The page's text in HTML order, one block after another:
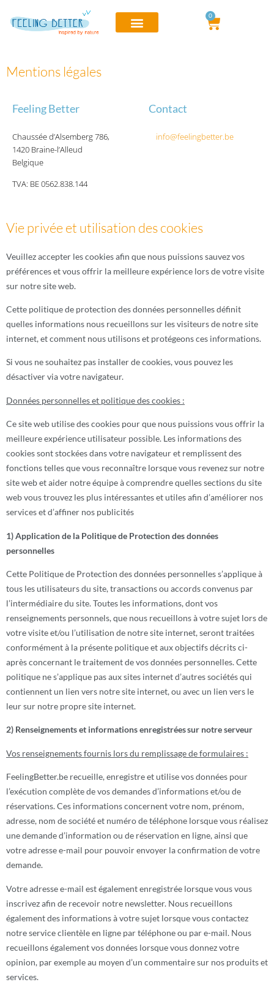
0
Mentions légales
Feeling Better
Chaussée d’Alsemberg 786,
1420 Braine-l’Alleud
Belgique
TVA: BE 0562.838.144
Contact
info@feelingbetter.be
Vie privée et utilisation des cookies
Veuillez accepter les cookies afin que nous puissions sauvez vos
préférences et vous offrir la meilleure expérience lors de votre visite
sur notre site web.
Cette politique de protection des données personnelles définit
quelles informations nous recueillons sur les visiteurs de notre site
internet, et comment nous utilisons et protégeons ces informations.
Si vous ne souhaitez pas installer de cookies, vous pouvez les
désactiver via votre navigateur.
Données personnelles et politique des cookies :
Ce site web utilise des cookies pour que nous puissions vous offrir la
meilleure expérience utilisateur possible. Les informations des
cookies sont stockées dans votre navigateur et remplissent des
fonctions telles que vous reconnaître lorsque vous revenez sur notre
site web et aider notre équipe à comprendre quelles sections du site
web vous trouvez les plus intéressantes et utiles afin d’améliorer nos
services et d’affiner nos publicités
1) Application de la Politique de Protection des données
personnelles
Cette Politique de Protection des données personnelles s’applique à
tous les utilisateurs du site, transactions ou accords convenus par
l’intermédiaire du site. Toutes les informations, dont vos
renseignements personnels, que nous recueillons à votre sujet lors de
votre visite et/ou l’utilisation de notre site internet, seront traitées
conformément à la présente politique et aux objectifs décrits ci-
après concernant le traitement de vos données personnelles. Cette
politique ne s’applique pas aux sites internet d’autres sociétés qui
contiennent un lien vers notre site internet, ou avec un lien vers le
leur sur notre propre site internet.
2) Renseignements et informations enregistrées sur notre serveur
Vos renseignements fournis lors du remplissage de formulaires :
FeelingBetter.be recueille, enregistre et utilise vos données pour
l’exécution complète de vos demandes d’informations et/ou de
réservations. Ces informations concernent votre nom, prénom,
adresse, nom de société et numéro de téléphone lorsque vous réalisez
une demande d’information ou de réservation en ligne, ainsi que
votre adresse e-mail pour pouvoir envoyer la confirmation de votre
demande.
Votre adresse e-mail est également enregistrée lorsque vous vous
inscrivez afin de recevoir notre newsletter. Nous recueillons
également des informations à votre sujet lorsque vous contactez
notre service clientèle en ligne par téléphone ou par e-mail. Nous
recueillons également vos données lorsque vous donnez votre
opinion, par exemple au moyen d’un commentaire sur nos produits et
services.